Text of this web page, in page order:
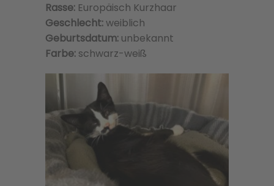
Rasse: Europäisch Kurzhaar
Geschlecht:weiblich
Geburtsdatum: unbekannt
Farbe: schwarz-weiß